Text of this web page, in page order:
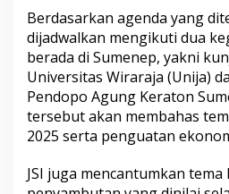
Berdasarkan agenda yang
dijadwalkan mengikuti dua
berada di Sumenep, yakni
Universitas Wiraraja (Unija)
Pendopo Agung Keraton
tersebut akan membahas
2025 serta penguatan
JSI juga mencantumkan